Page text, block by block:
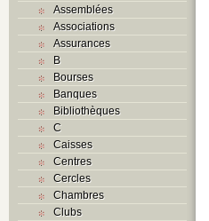
Assemblées
Associations
Assurances
B
Bourses
Banques
Bibliothèques
C
Caisses
Centres
Cercles
Chambres
Clubs